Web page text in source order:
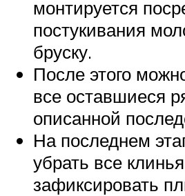
монтируется
постукивания
бруску.
После этого
все оставшиеся
описанной
На последнем
убрать все
зафиксировать